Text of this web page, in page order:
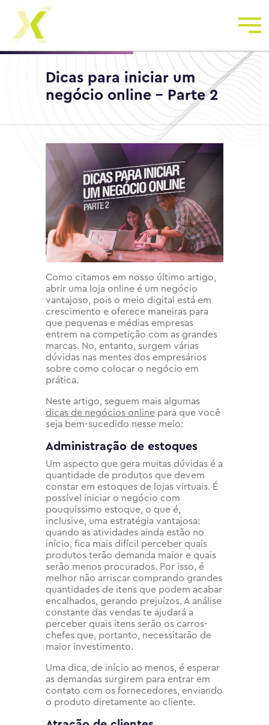
Dicas para iniciar um
negócio online – Parte 2
Como citamos em nosso último artigo,
abrir uma loja online é um negócio
vantajoso, pois o meio digital está em
crescimento e oferece maneiras para
que pequenas e médias empresas
entrem na competição com as grandes
marcas. No, entanto, surgem várias
dúvidas nas mentes dos empresários
sobre como colocar o negócio em
prática.
Neste artigo, seguem mais algumas
dicas de negócios online para que você
seja bem-sucedido nesse meio:
Administração de estoques
Um aspecto que gera muitas dúvidas é a
quantidade de produtos que devem
constar em estoques de lojas virtuais. É
possível iniciar o negócio com
pouquíssimo estoque, o que é,
inclusive, uma estratégia vantajosa:
quando as atividades ainda estão no
início, fica mais difícil perceber quais
produtos terão demanda maior e quais
serão menos procurados. Por isso, é
melhor não arriscar comprando grandes
quantidades de itens que podem acabar
encalhados, gerando prejuízos. A análise
constante das vendas te ajudará a
perceber quais itens serão os carros-
chefes que, portanto, necessitarão de
maior investimento.
Uma dica, de início ao menos, é esperar
as demandas surgirem para entrar em
contato com os fornecedores, enviando
o produto diretamente ao cliente.